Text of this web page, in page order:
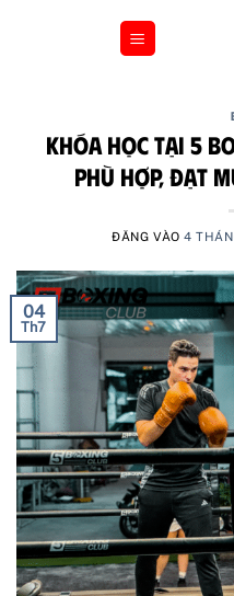
Khóa Học Tại 5
Phù Hợp, Đạt
ĐĂNG VÀO4
04
Th7